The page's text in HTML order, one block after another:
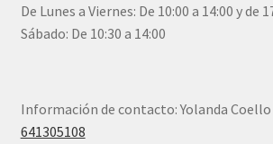
De Lunes a Viernes: De 10:00 a 14:00 y de
Sábado: De 10:30 a 14:00
Información de contacto: Yolanda
641305108